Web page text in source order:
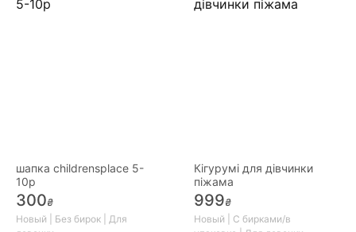
шапка childrensplace 5-
10р
300₴
Новый | Без бирок | Для
Кігурумі для дівчинки
піжама
999₴
Новый | С бирками/в